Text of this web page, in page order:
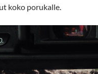
koko porukalle.